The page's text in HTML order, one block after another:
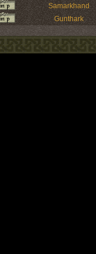
Samarkhand
Gunthark